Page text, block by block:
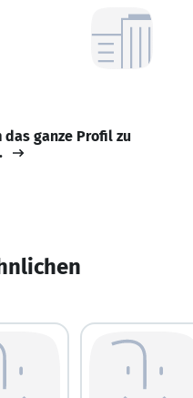
das ganze Profil zu